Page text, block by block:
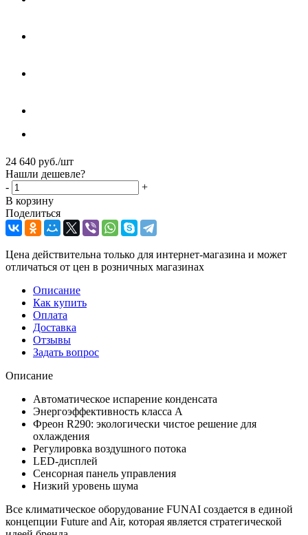
24 640 руб./шт
Нашли дешевле?
-
+
В корзину
Поделиться
Цена действительна только для интернет-магазина и может
отличаться от цен в розничных магазинах
Описание
Как купить
Оплата
Доставка
Отзывы
Задать вопрос
Описание
Автоматическое испарение конденсата
Энергоэффективность класса А
Фреон R290: экологически чистое решение для
охлаждения
Регулировка воздушного потока
LED-дисплей
Сенсорная панель управления
Низкий уровень шума
Все климатическое оборудование FUNAI создается в единой
концепции Future and Air, которая является стратегической